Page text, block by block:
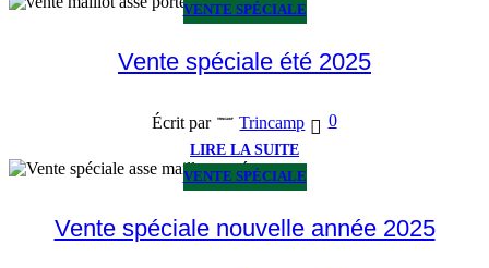
VENTE SPÉCIALE
Vente spéciale été 2025
Écrit par Trincamp 0
LIRE LA SUITE
VENTE SPÉCIALE
Vente spéciale nouvelle année 2025